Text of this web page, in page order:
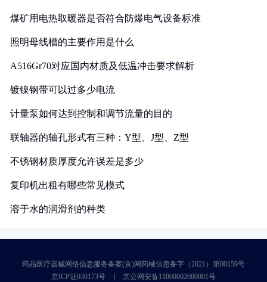
煤矿用电热取暖器是否符合防爆电气设备标准
照明母线槽的主要作用是什么
A516Gr70对应国内材质及低温冲击要求解析
镀镍钢带可以过多少电流
计量泵如何达到控制和调节流量的目的
联轴器的轴孔形式有三种：Y型、J型、Z型
不锈钢材质厚度允许误差是多少
复印机出租有哪些常见模式
溶于水的润滑剂的种类
药品医疗器械网络信息服务备案(京)网药械信息备字（2021）第00159号
京ICP证030173号
京公网安备11000002000001号